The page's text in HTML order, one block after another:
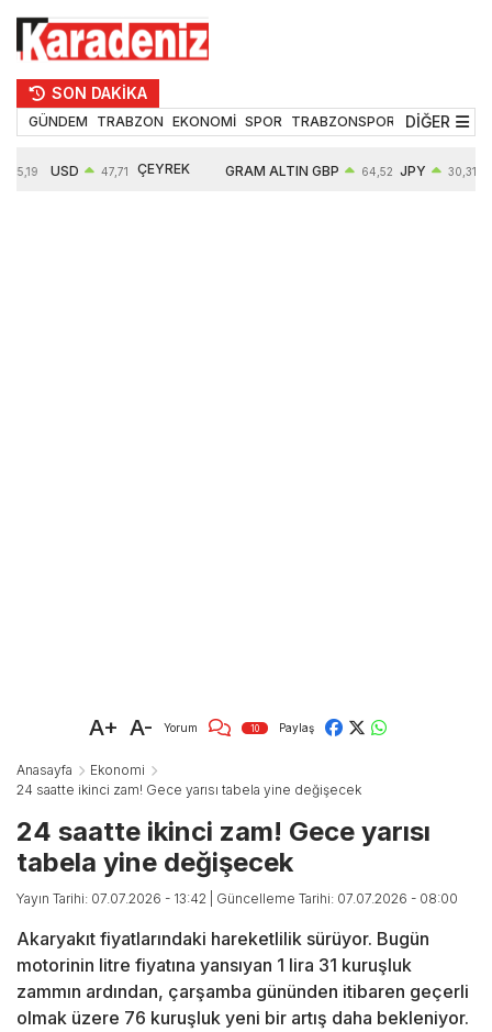
SON DAKİKA
GÜNDEM TRABZON EKONOMİ SPOR TRABZONSPOR TEKNOLOJİ
DİĞER
55,19 USD 47,71 ÇEYREK GRAM ALTIN GBP 64,52 JPY 30,31
A+ A- Yorum 10 Paylaş
Anasayfa
Ekonomi
24 saatte ikinci zam! Gece yarısı tabela yine değişecek
24 saatte ikinci zam! Gece yarısı
tabela yine değişecek
Yayın Tarihi: 07.07.2026 - 13:42 | Güncelleme Tarihi: 07.07.2026 - 08:00
Akaryakıt fiyatlarındaki hareketlilik sürüyor. Bugün
motorinin litre fiyatına yansıyan 1 lira 31 kuruşluk
zammın ardından, çarşamba gününden itibaren geçerli
olmak üzere 76 kuruşluk yeni bir artış daha bekleniyor.